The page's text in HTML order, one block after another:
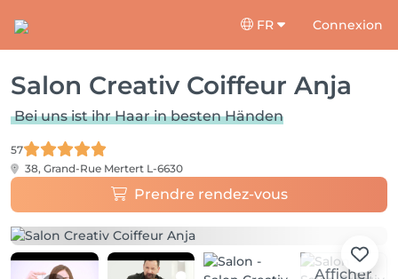
FR Connexion
Salon Creativ Coiffeur Anja
Bei uns ist ihr Haar in besten Händen
57
38, Grand-Rue Mertert L-6630
Prendre rendez-vous
Afficher